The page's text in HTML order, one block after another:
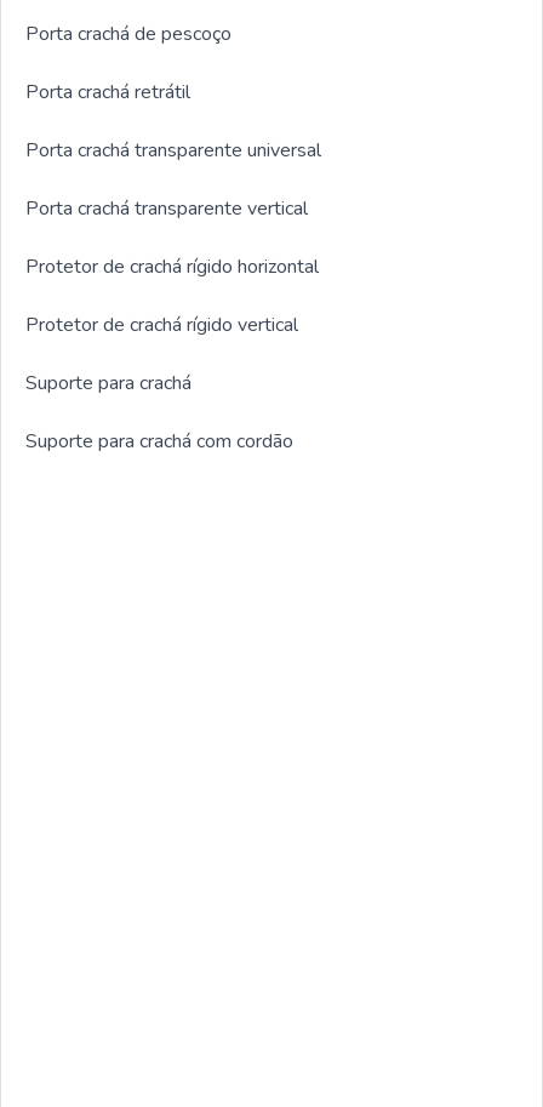
Porta crachá de pescoço
Porta crachá retrátil
Porta crachá transparente universal
Porta crachá transparente vertical
Protetor de crachá rígido horizontal
Protetor de crachá rígido vertical
Suporte para crachá
Suporte para crachá com cordão